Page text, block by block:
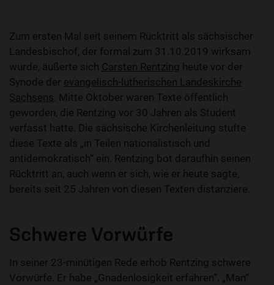
Zum ersten Mal seit seinem Rücktritt als sächsischer
Landesbischof, der formal zum 31.10.2019 wirksam
wurde, äußerte sich Carsten Rentzing heute vor der
Synode der evangelisch-lutherischen Landeskirche
Sachsens . Mitte Oktober waren Texte öffentlich
geworden, die Rentzing vor 30 Jahren als Student
verfasst hatte. Die sächsische Kirchenleitung stufte
diese Texte als „in Teilen nationalistisch und
antidemokratisch“ ein. Rentzing bot daraufhin seinen
Rücktritt an, auch wenn er sich, wie er heute sagte,
bereits seit 25 Jahren von diesen Texten distanziere.
Schwere Vorwürfe
In seiner 23-minütigen Rede erhob Rentzing schwere
Vorwürfe. Er habe „Gnadenlosigkeit erfahren“. „Man“